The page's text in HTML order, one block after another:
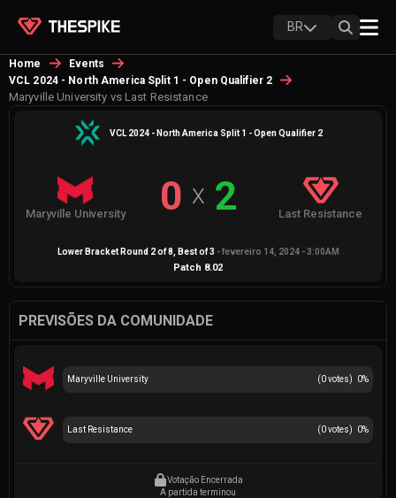
BR
Home
Events
VCL 2024 - North America Split 1 - Open Qualifier 2
Maryville University vs Last Resistance
VCL 2024 - North America Split 1 - Open Qualifier 2
Maryville University 0 X 2 Last Resistance
Lower Bracket Round 2 of 8 , Best of3 - fevereiro 14, 2024 - 3:00AM
Patch 8.02
PREVISÕES DA COMUNIDADE
(0votes) 0%
Maryville University
(0votes) 0%
Last Resistance
Votação Encerrada
A partida terminou